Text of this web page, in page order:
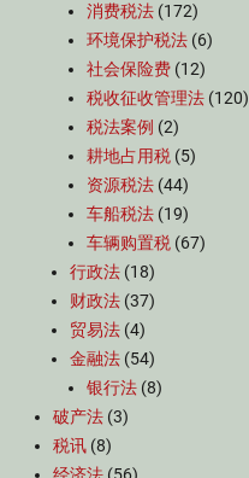
消费税法 (172)
环境保护税法 (6)
社会保险费 (12)
税收征收管理法 (120)
税法案例 (2)
耕地占用税 (5)
资源税法 (44)
车船税法 (19)
车辆购置税 (67)
行政法 (18)
财政法 (37)
贸易法 (4)
金融法 (54)
银行法 (8)
破产法 (3)
税讯 (8)